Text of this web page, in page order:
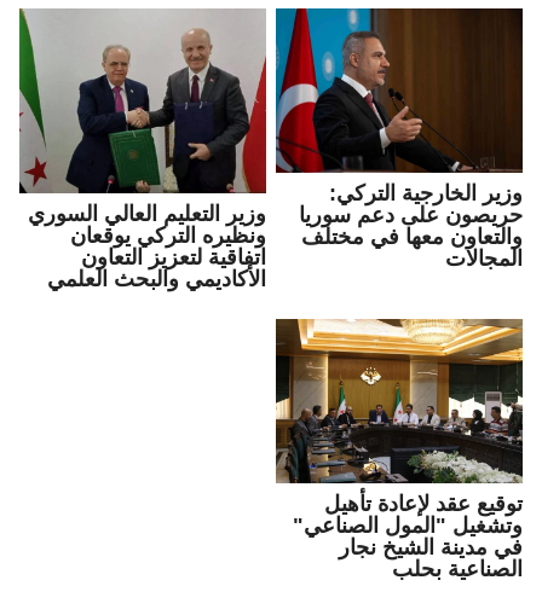
وزير الخارجية التركي:
حريصون على دعم سوريا
والتعاون معها في مختلف
المجالات
وزير التعليم العالي السوري
ونظيره التركي يوقعان
اتفاقية لتعزيز التعاون
الأكاديمي والبحث العلمي
توقيع عقد لإعادة تأهيل
وتشغيل "المول الصناعي"
في مدينة الشيخ نجار
الصناعية بحلب